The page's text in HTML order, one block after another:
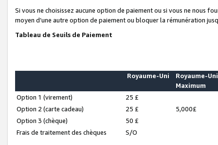
Si vous ne choisissez aucune option de paiement ou si vous ne nous
moyen d’une autre option de paiement ou bloquer la rémunération
Tableau de Seuils de Paiement
Royaume-Uni
Royaume-Uni
Maximum
Option 1 (virement)
25 £
Option 2 (carte cadeau)
25 £
5,000£
Option 3 (chèque)
50 £
Frais de traitement des chèques
S/O